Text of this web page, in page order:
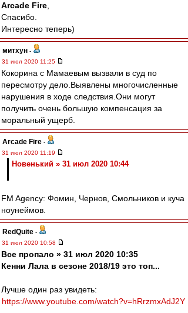
Arcade Fire
Спасибо.
Интересно теперь)
митхун -
31 июл 2020 11:25
Кокорина с Мамаевым вызвали в суд по
пересмотру дело.Выявлены многочисленные
нарушения в ходе следствия.Они могут
получить очень большую компенсация за
моральный ущерб.
Arcade Fire -
31 июл 2020 11:19
Новенький » 31 июл 2020 10:44
FM Agency: Фомин, Чернов, Смольников и куча
ноунеймов.
RedQuite -
31 июл 2020 10:58
Все пропало » 31 июл 2020 10:35
Кенни Лала в сезоне 2018/19 это топ...
Лучше один раз увидеть:
https://www.youtube.com/watch?v=hRrzmxAdJ2Y